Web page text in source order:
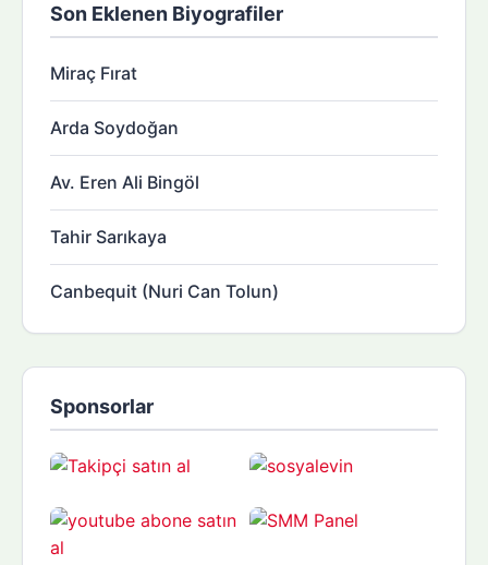
Son Eklenen Biyografiler
Miraç Fırat
Arda Soydoğan
Av. Eren Ali Bingöl
Tahir Sarıkaya
Canbequit (Nuri Can Tolun)
Sponsorlar